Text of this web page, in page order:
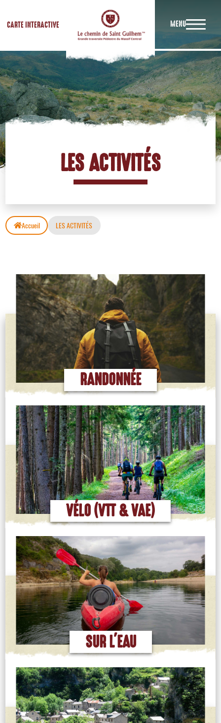
CARTE INTERACTIVE MENU
LES ACTIVITÉS
Accueil LES ACTIVITÉS
RANDONNÉE
EN SAVOIR PLUS
VÉLO (VTT & VAE)
EN SAVOIR PLUS
SUR L'EAU
EN SAVOIR PLUS